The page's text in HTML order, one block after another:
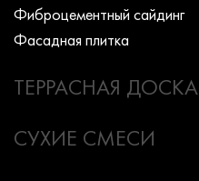
Фиброцементный сайдинг
Фасадная плитка
ТЕРРАСНАЯ ДОСКА
СУХИЕ СМЕСИ